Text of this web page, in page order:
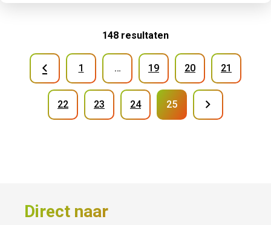
148 resultaten
1 … 19 20 21
22 23 24 25
Direct naar